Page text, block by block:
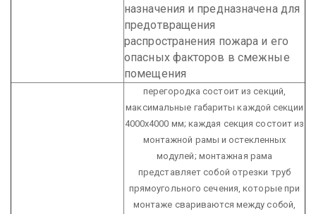
назначения и предназначена для
предотвращения
распространения пожара и его
опасных факторов в смежные
помещения
перегородка состоит из секций,
максимальные габариты каждой секции
4000х4000 мм; каждая секция состоит из
монтажной рамы и остекленных
модулей; монтажная рама
представляет собой отрезки труб
прямоугольного сечения, которые при
монтаже свариваются между собой,